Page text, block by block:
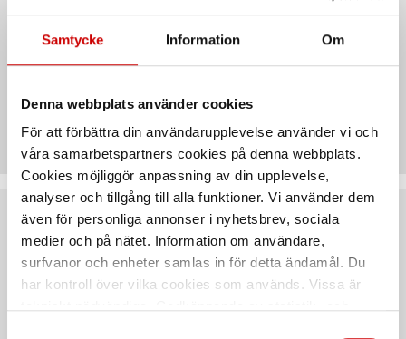
Samtycke Information Om
Denna webbplats använder cookies
För att förbättra din användarupplevelse använder vi och
våra samarbetspartners cookies på denna webbplats.
Cookies möjliggör anpassning av din upplevelse,
analyser och tillgång till alla funktioner. Vi använder dem
även för personliga annonser i nyhetsbrev, sociala
medier och på nätet. Information om användare,
surfvanor och enheter samlas in för detta ändamål. Du
har kontroll över vilka cookies som används. Vissa är
Egenskaper
Teknisk data
Rekommenderat baserat på vald produkt